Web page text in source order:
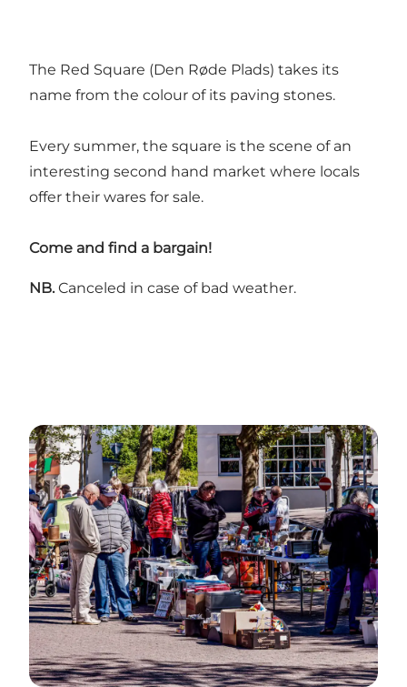
The Red Square (Den Røde Plads) takes its
name from the colour of its paving stones.
Every summer, the square is the scene of an
interesting second hand market where locals
offer their wares for sale.
Come and find a bargain!
NB. Canceled in case of bad weather.